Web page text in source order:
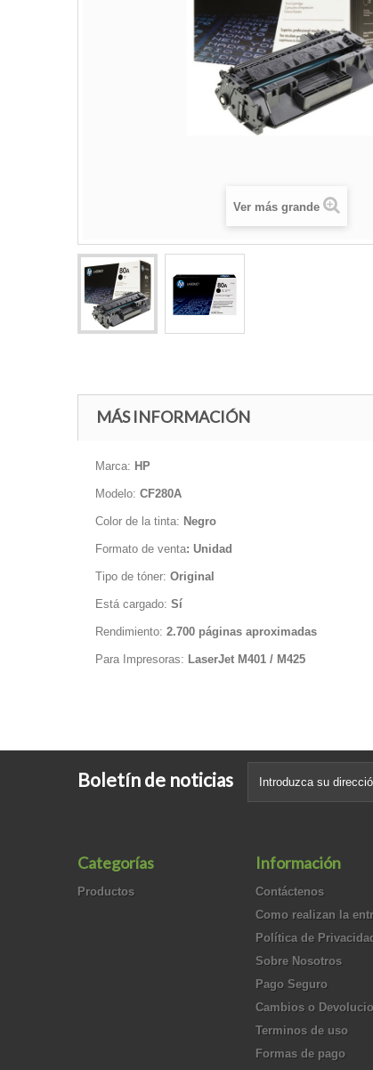
Ver más grande
MÁS INFORMACIÓN
Marca: HP
Modelo: CF280A
Color de la tinta: Negro
Formato de venta: Unidad
Tipo de tóner: Original
Está cargado: Sí
Rendimiento: 2.700 páginas aproximadas
Para Impresoras: LaserJet M401 / M425
Boletín de noticias
Categorías
Productos
Información
Contáctenos
Como realizan la
Política de Privacidad
Sobre Nosotros
Pago Seguro
Cambios o
Terminos de uso
Formas de pago